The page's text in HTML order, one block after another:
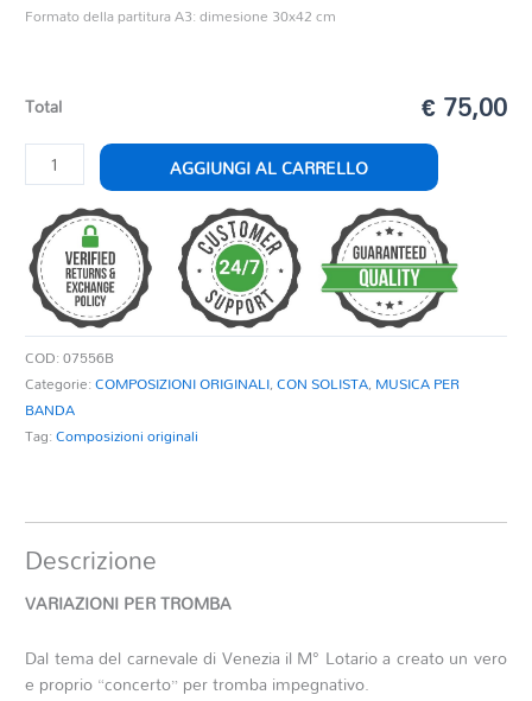
Formato della partitura A3: dimesione 30x42 cm
Total € 75,00
VARIAZIONI
PER
TROMBA
quantità
AGGIUNGI AL CARRELLO
COD:07556B
Categorie:COMPOSIZIONI ORIGINALI,CON SOLISTA, MUSICA PER
BANDA
Tag:Composizioni originali
Descrizione
VARIAZIONI PER TROMBA
Dal tema del carnevale di Venezia il M° Lotario a creato un vero
e proprio “concerto” per tromba impegnativo.